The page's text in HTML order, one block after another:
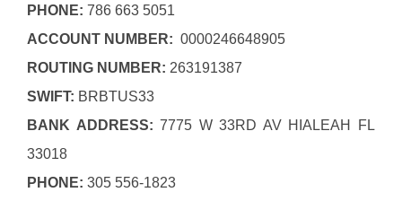
PHONE: 786 663 5051
ACCOUNT NUMBER: 0000246648905
ROUTING NUMBER: 263191387
SWIFT: BRBTUS33
BANK ADDRESS: 7775 W 33RD AV HIALEAH FL
33018
PHONE: 305 556-1823